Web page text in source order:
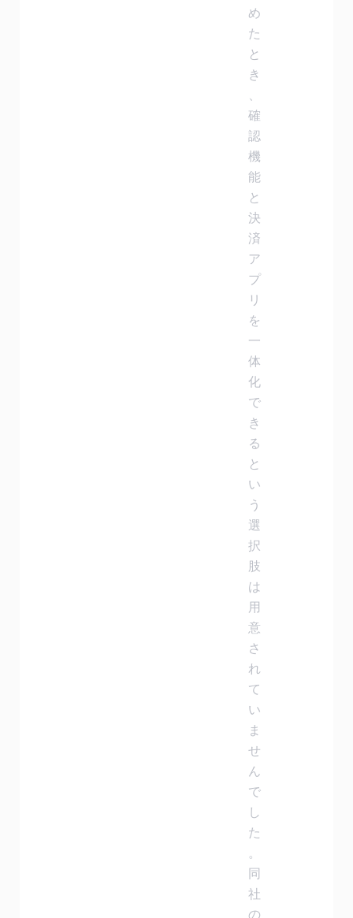
め
た
と
き
確
認
機
能
と
決
済
ア
プ
リ
を
一
体
化
で
き
る
と
い
う
選
択
肢
は
用
意
さ
れ
て
い
ま
せ
ん
で
し
た
。
同
社
の